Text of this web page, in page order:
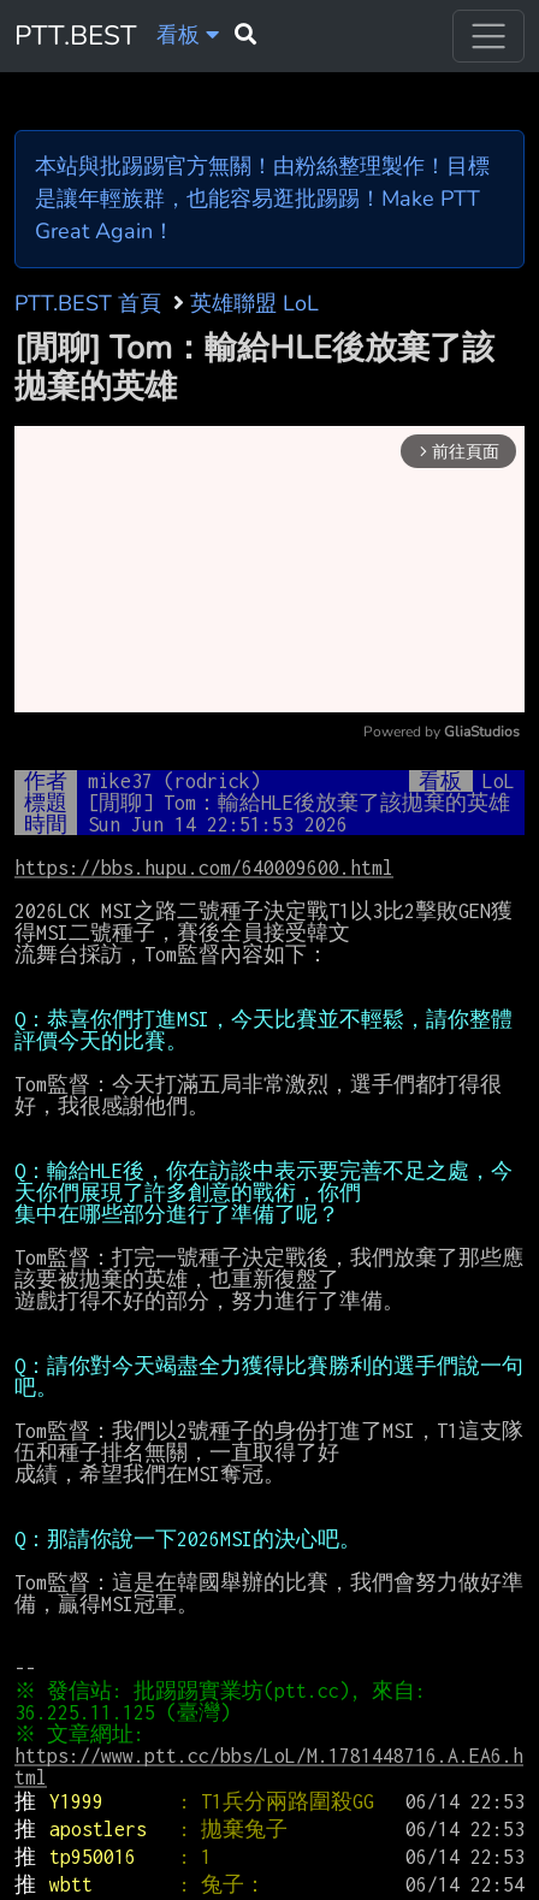
PTT.BEST 看板
本站與批踢踢官方無關！由粉絲整理製作！目標
是讓年輕族群，也能容易逛批踢踢！Make PTT
Great Again！
PTT.BEST 首頁 英雄聯盟 LoL
[閒聊] Tom：輸給HLE後放棄了該
拋棄的英雄
arrow_forward_ios 前往頁面
Mute
Powered by GliaStudios
作者 mike37 (rodrick) 看板
LoL
標題
[閒聊] Tom：輸給HLE後放棄了該拋棄的英雄
時間
Sun Jun 14 22:51:53 2026
https://bbs.hupu.com/640009600.html
2026LCK MSI之路二號種子決定戰T1以3比2擊敗GEN獲
得MSI二號種子，賽後全員接受韓文
流舞台採訪，Tom監督內容如下：
Q：恭喜你們打進MSI，今天比賽並不輕鬆，請你整體
評價今天的比賽。
Tom監督：今天打滿五局非常激烈，選手們都打得很
好，我很感謝他們。
Q：輸給HLE後，你在訪談中表示要完善不足之處，今
天你們展現了許多創意的戰術，你們
集中在哪些部分進行了準備了呢？
Tom監督：打完一號種子決定戰後，我們放棄了那些應
該要被拋棄的英雄，也重新復盤了
遊戲打得不好的部分，努力進行了準備。
Q：請你對今天竭盡全力獲得比賽勝利的選手們說一句
吧。
Tom監督：我們以2號種子的身份打進了MSI，T1這支隊
伍和種子排名無關，一直取得了好
成績，希望我們在MSI奪冠。
Q：那請你說一下2026MSI的決心吧。
Tom監督：這是在韓國舉辦的比賽，我們會努力做好準
備，贏得MSI冠軍。
※ 發信站: 批踢踢實業坊(ptt.cc), 來自:
https://www.ptt.cc/bbs/LoL/M.1781448716.A.EA6.h
tml
推
Y1999 : T1兵分兩路圍殺GG
推
apostlers : 拋棄兔子
推
tp950016 : 1
推
wbtt : 兔子：